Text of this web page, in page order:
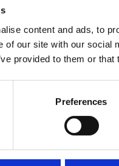
content and ads, to
of our site with our
provided to them or
Preferences
koker 50×20 mm met spijlen Ø12